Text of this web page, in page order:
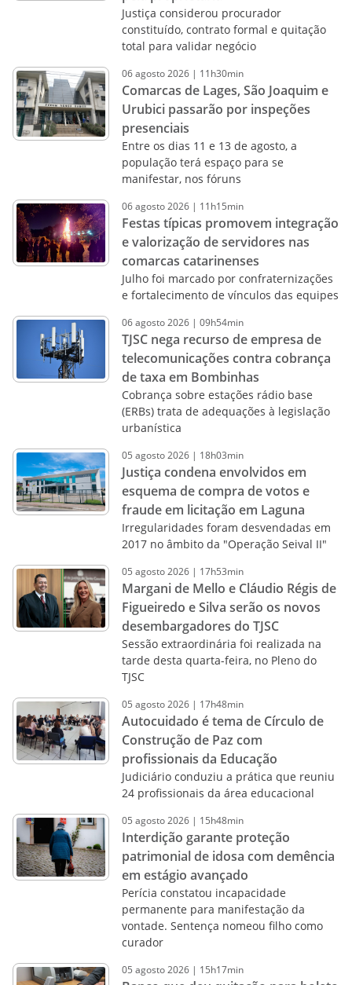
Justiça considerou procurador
constituído, contrato formal e quitação
total para validar negócio
06agosto2026 | 11h30min
Comarcas de Lages, São Joaquim e
Urubici passarão por inspeções
presenciais
Entre os dias 11 e 13 de agosto, a
população terá espaço para se
manifestar, nos fóruns
06agosto2026 | 11h15min
Festas típicas promovem integração
e valorização de servidores nas
comarcas catarinenses
Julho foi marcado por confraternizações
e fortalecimento de vínculos das equipes
06agosto2026 | 09h54min
TJSC nega recurso de empresa de
telecomunicações contra cobrança
de taxa em Bombinhas
Cobrança sobre estações rádio base
(ERBs) trata de adequações à legislação
urbanística
05 agosto2026 | 18h03min
Justiça condena envolvidos em
esquema de compra de votos e
fraude em licitação em Laguna
Irregularidades foram desvendadas em
2017 no âmbito da "Operação Seival II"
05 agosto2026 | 17h53min
Margani de Mello e Cláudio Régis de
Figueiredo e Silva serão os novos
desembargadores do TJSC
Sessão extraordinária foi realizada na
tarde desta quarta-feira, no Pleno do
TJSC
05 agosto2026 | 17h48min
Autocuidado é tema de Círculo de
Construção de Paz com
profissionais da Educação
Judiciário conduziu a prática que reuniu
24 profissionais da área educacional
05 agosto2026 | 15h48min
Interdição garante proteção
patrimonial de idosa com demência
em estágio avançado
Perícia constatou incapacidade
permanente para manifestação da
vontade. Sentença nomeou filho como
curador
05 agosto2026 | 15h17min